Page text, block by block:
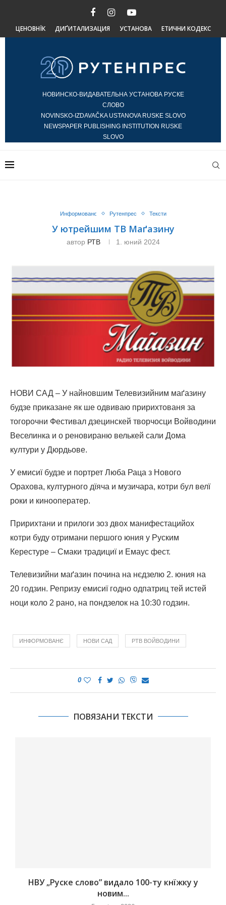
ЦЕНОВНЇК ДИҐИТАЛИЗАЦИЯ УСТАНОВА ЕТИЧНИ КОДЕКС
НОВИНСКО-ВИДАВАТЕЛЬНА УСТАНОВА РУСКЕ
СЛОВО
NOVINSKO-IZDAVAČKA USTANOVA RUSKE SLOVO
NEWSPAPER PUBLISHING INSTITUTION RUSKE
SLOVO
Информованє Рутенпрес Тексти
У ютрейшим ТВ Маґазину
автор РТВ 1. юний 2024
НОВИ САД – У найновшим Телевизийним маґазину
будзе приказане як ше одвиваю пририхтованя за
тогорочни Фестивал дзецинскей творчосци Войводини
Веселинка и о реновираню велькей сали Дома
култури у Дюрдьове.
У емисиї будзе и портрет Люба Раца з Нового
Орахова, културного дїяча и музичара, котри бул велї
роки и кинооператер.
Пририхтани и прилоги зоз двох манифестацийох
котри буду отримани першого юния у Руским
Керестуре – Смаки традициї и Емаус фест.
Телевизийни маґазин почина на нєдзелю 2. юния на
20 годзин. Репризу емисиї годно одпатриц тей истей
ноци коло 2 рано, на пондзелок на 10:30 годзин.
ИНФОРМОВАНЄ НОВИ САД РТВ ВОЙВОДИНИ
0
ПОВЯЗАНИ ТЕКСТИ
НВУ „Руске слово” видало 100-ту кнїжку у
новим...